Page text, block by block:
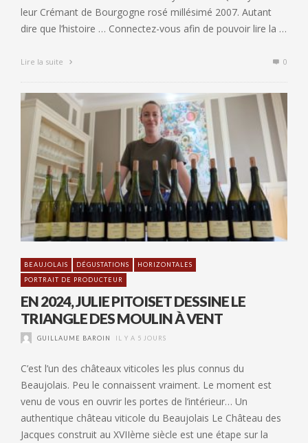
leur Crémant de Bourgogne rosé millésimé 2007. Autant
dire que l’histoire … Connectez-vous afin de pouvoir lire la …
Lire la suite 0
BEAUJOLAIS DÉGUSTATIONS
HORIZONTALES
PORTRAIT DE PRODUCTEUR
EN 2024, JULIE PITOISET DESSINE LE
TRIANGLE DES MOULIN À VENT
GUILLAUME BAROIN IL Y A 5 JOURS
C’est l’un des châteaux viticoles les plus connus du
Beaujolais. Peu le connaissent vraiment. Le moment est
venu de vous en ouvrir les portes de l’intérieur… Un
authentique château viticole du Beaujolais Le Château des
Jacques construit au XVIIème siècle est une étape sur la